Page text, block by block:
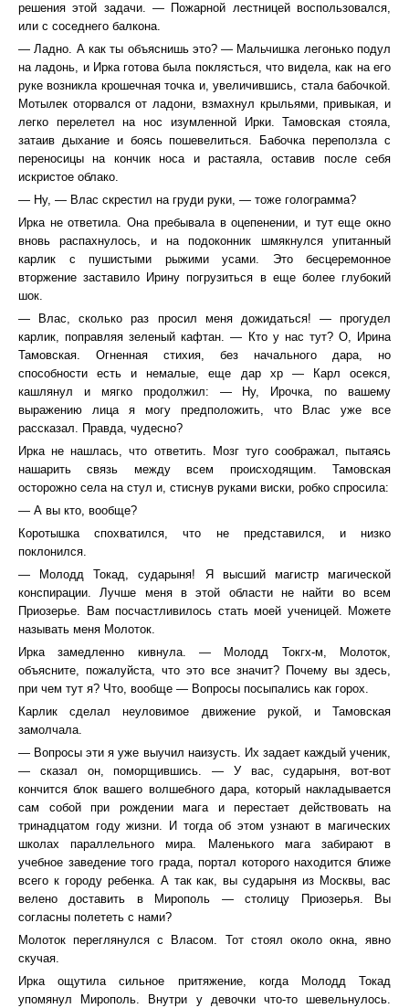
решения этой задачи. — Пожарной лестницей воспользовался,
или с соседнего балкона.
— Ладно. А как ты объяснишь это? — Мальчишка легонько подул
на ладонь, и Ирка готова была поклясться, что видела, как на его
руке возникла крошечная точка и, увеличившись, стала бабочкой.
Мотылек оторвался от ладони, взмахнул крыльями, привыкая, и
легко перелетел на нос изумленной Ирки. Тамовская стояла,
затаив дыхание и боясь пошевелиться. Бабочка переползла с
переносицы на кончик носа и растаяла, оставив после себя
искристое облако.
— Ну, — Влас скрестил на груди руки, — тоже голограмма?
Ирка не ответила. Она пребывала в оцепенении, и тут еще окно
вновь распахнулось, и на подоконник шмякнулся упитанный
карлик с пушистыми рыжими усами. Это бесцеремонное
вторжение заставило Ирину погрузиться в еще более глубокий
шок.
— Влас, сколько раз просил меня дожидаться! — прогудел
карлик, поправляя зеленый кафтан. — Кто у нас тут? О, Ирина
Тамовская. Огненная стихия, без начального дара, но
способности есть и немалые, еще дар хр — Карл осекся,
кашлянул и мягко продолжил: — Ну, Ирочка, по вашему
выражению лица я могу предположить, что Влас уже все
рассказал. Правда, чудесно?
Ирка не нашлась, что ответить. Мозг туго соображал, пытаясь
нашарить связь между всем происходящим. Тамовская
осторожно села на стул и, стиснув руками виски, робко спросила:
— А вы кто, вообще?
Коротышка спохватился, что не представился, и низко
поклонился.
— Молодд Токад, сударыня! Я высший магистр магической
конспирации. Лучше меня в этой области не найти во всем
Приозерье. Вам посчастливилось стать моей ученицей. Можете
называть меня Молоток.
Ирка замедленно кивнула. — Молодд Токгх-м, Молоток,
объясните, пожалуйста, что это все значит? Почему вы здесь,
при чем тут я? Что, вообще ― Вопросы посыпались как горох.
Карлик сделал неуловимое движение рукой, и Тамовская
замолчала.
— Вопросы эти я уже выучил наизусть. Их задает каждый ученик,
— сказал он, поморщившись. — У вас, сударыня, вот-вот
кончится блок вашего волшебного дара, который накладывается
сам собой при рождении мага и перестает действовать на
тринадцатом году жизни. И тогда об этом узнают в магических
школах параллельного мира. Маленького мага забирают в
учебное заведение того града, портал которого находится ближе
всего к городу ребенка. А так как, вы сударыня из Москвы, вас
велено доставить в Мирополь — столицу Приозерья. Вы
согласны полететь с нами?
Молоток переглянулся с Власом. Тот стоял около окна, явно
скучая.
Ирка ощутила сильное притяжение, когда Молодд Токад
упомянул Мирополь. Внутри у девочки что-то шевельнулось.